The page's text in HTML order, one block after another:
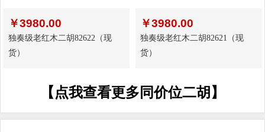
￥3980.00
独奏级老红木二胡82622（现
货）
￥3980.00
独奏级老红木二胡82621（现
货）
【点我查看更多同价位二胡】